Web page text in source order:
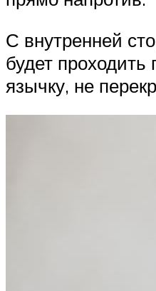
С внутренней
будет проходить
язычку, не